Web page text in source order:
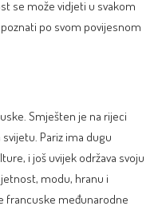
se može vidjeti u svakom
po svom povijesnom
Smješten je na rijeci
Pariz ima dugu
i još uvijek održava svoju
modu, hranu i
francuske međunarodne